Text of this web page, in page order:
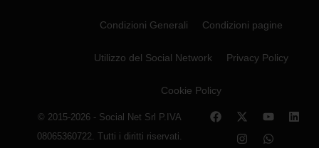
Condizioni Generali Condizioni pagine
Utilizzo del Social Network Privacy Policy
Cookie Policy
© 2015-2026 - Social Net Srl P.IVA
08065360722. Tutti i diritti riservati.